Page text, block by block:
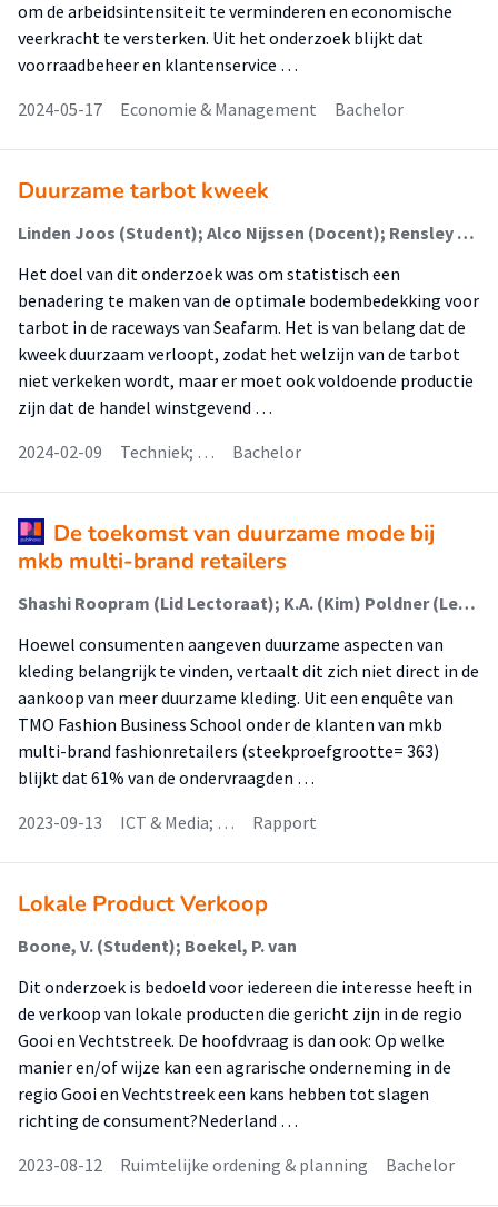
om de arbeidsintensiteit te verminderen en economische
veerkracht te versterken. Uit het onderzoek blijkt dat
voorraadbeheer en klantenservice …
2024-05-17
Economie & Management Bachelor
Duurzame tarbot kweek
Linden Joos (Student); Alco Nijssen (Docent); Rensley Mattheeuw (Docent); Marten Bosma (Begeleider)
Het doel van dit onderzoek was om statistisch een
benadering te maken van de optimale bodembedekking voor
tarbot in de raceways van Seafarm. Het is van belang dat de
kweek duurzaam verloopt, zodat het welzijn van de tarbot
niet verkeken wordt, maar er moet ook voldoende productie
zijn dat de handel winstgevend …
2024-02-09
Techniek; … Bachelor
​De toekomst van duurzame mode bij
mkb multi-brand retailers
Shashi Roopram (Lid Lectoraat); K.A. (Kim) Poldner (Lector)
Hoewel consumenten aangeven duurzame aspecten van
kleding belangrijk te vinden, vertaalt dit zich niet direct in de
aankoop van meer duurzame kleding. Uit een enquête van
TMO Fashion Business School onder de klanten van mkb
multi-brand fashionretailers (steekproefgrootte= 363)
blijkt dat 61% van de ondervraagden …
2023-09-13
ICT & Media; … Rapport
Lokale Product Verkoop
Boone, V. (Student); Boekel, P. van
Dit onderzoek is bedoeld voor iedereen die interesse heeft in
de verkoop van lokale producten die gericht zijn in de regio
Gooi en Vechtstreek. De hoofdvraag is dan ook: Op welke
manier en/of wijze kan een agrarische onderneming in de
regio Gooi en Vechtstreek een kans hebben tot slagen
richting de consument?Nederland …
2023-08-12
Ruimtelijke ordening & planning Bachelor